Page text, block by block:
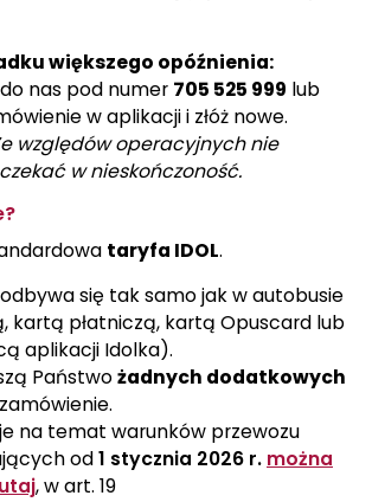
większego opóźnienia:
nas pod numer 705 525 999 lub
w aplikacji i złóż nowe.
względów operacyjnych nie
w nieskończoność.
taryfa IDOL.
się tak samo jak w autobusie
kartą płatniczą, kartą Opuscard lub
aplikacji Idolka).
Państwożadnych dodatkowych
na temat warunków przewozu
od1 stycznia 2026 r. można
, w art. 19